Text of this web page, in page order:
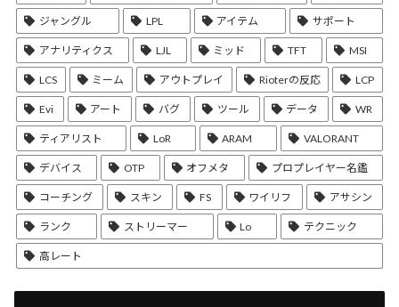
ジャングル LPL アイテム サポート
アナリティクス LJL ミッド TFT MSI
LCS ミーム アウトプレイ Rioterの反応 LCP
Evi アート バグ ツール データ WR
ティアリスト LoR ARAM VALORANT
デバイス OTP オフメタ プロプレイヤー名鑑
コーチング スキン FS ワイリフ アサシン
ランク ストリーマー Lo テクニック
高レート